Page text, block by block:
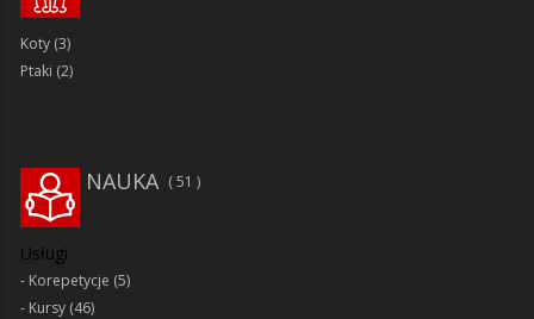
Koty (3)
Ptaki (2)
51
NAUKA
Usługi
Korepetycje (5)
Kursy (46)